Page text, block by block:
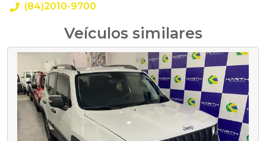
(84)2010-9700
Veículos similares